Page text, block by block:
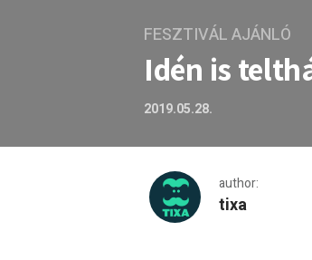
FESZTIVÁL AJÁNLÓ
Idén is
2019.05.28.
author:
tixa